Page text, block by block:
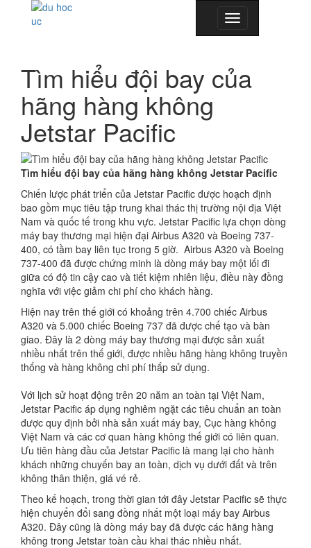
Toggle
navigation
Tìm hiểu đội bay của
hãng hàng không
Jetstar Pacific
Tìm hiểu đội bay của hãng hàng không Jetstar Pacific
Chiến lược phát triển của Jetstar Pacific được hoạch định
bao gồm mục tiêu tập trung khai thác thị trường nội địa Việt
Nam và quốc tế trong khu vực. Jetstar Pacific lựa chọn dòng
máy bay thương mại hiện đại Airbus A320 và Boeing 737-
400, có tầm bay liên tục trong 5 giờ. Airbus A320 và Boeing
737-400 đã được chứng minh là dòng máy bay một lối đi
giữa có độ tin cậy cao và tiết kiệm nhiên liệu, điều này đồng
nghĩa với việc giảm chi phí cho khách hàng.
Hiện nay trên thế giới có khoảng trên 4.700 chiếc Airbus
A320 và 5.000 chiếc Boeing 737 đã được chế tạo và bàn
giao. Đây là 2 dòng máy bay thương mại được sản xuất
nhiều nhất trên thế giới, được nhiều hãng hàng không truyền
thống và hàng không chi phí thấp sử dụng.
Với lịch sử hoạt động trên 20 năm an toàn tại Việt Nam,
Jetstar Pacific áp dụng nghiêm ngặt các tiêu chuẩn an toàn
được quy định bởi nhà sản xuất máy bay, Cục hàng không
Việt Nam và các cơ quan hàng không thế giới có liên quan.
Ưu tiên hàng đầu của Jetstar Pacific là mang lại cho hành
khách những chuyến bay an toàn, dịch vụ dưới đất và trên
không thân thiện, giá vé rẻ.
Theo kế hoạch, trong thời gian tới đây Jetstar Pacific sẽ thực
hiện chuyển đổi sang đồng nhất một loại máy bay Airbus
A320. Đây cũng là dòng máy bay đã được các hãng hàng
không trong Jetstar toàn cầu khai thác nhiều nhất.